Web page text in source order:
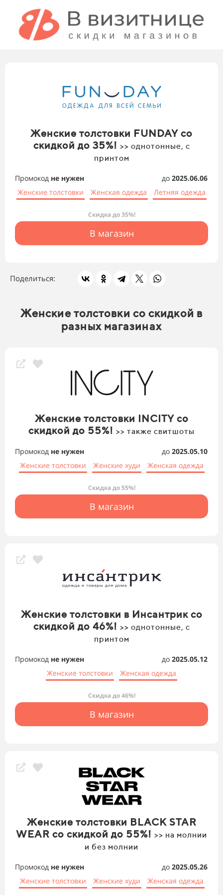
Женские толстовки FUNDAY со
скидкой до 35%! >> однотонные, с
принтом
Промокод не нужен до 2025.06.06
Женские толстовки
Женская одежда Летняя одежда
Скидка до 35%!
В магазин
Поделиться:
Женские толстовки со скидкой в
разных магазинах
Женские толстовки INCITY со
скидкой до 55%! >> также свитшоты
Промокод не нужен до 2025.05.10
Женские толстовки
Женские худи Женская одежда
Скидка до 55%!
В магазин
Женские толстовки в Инсантрик со
скидкой до 46%! >> однотонные, с
принтом
Промокод не нужен до 2025.05.12
Женские толстовки
Женская одежда
Скидка до 46%!
В магазин
Женские толстовки BLACK STAR
WEAR со скидкой до 55%! >> на молнии
и без молнии
Промокод не нужен до 2025.05.26
Женские толстовки
Женские худи Женская одежда